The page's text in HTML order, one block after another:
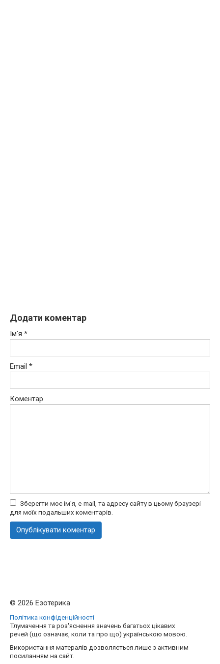
Додати коментар
Ім'я *
Email *
Коментар
Зберегти моє ім'я, e-mail, та адресу сайту в цьому браузері
для моїх подальших коментарів.
© 2026 Езотерика
Політика конфіденційності
Тлумачення та роз'яснення значень багатьох цікавих
речей (що означає, коли та про що) українською мовою.
Використання матералів дозволяється лише з активним
посиланням на сайт.